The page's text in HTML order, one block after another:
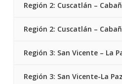
Región 2: Cuscatlán –
Región 2: Cuscatlán –
Región 3: San Vicente – La
Región 3: San Vicente-La Paz